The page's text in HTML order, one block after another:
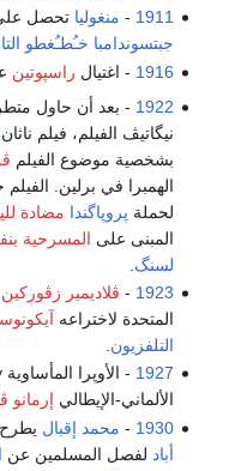
1911
- منغوليا تحصل على
جبتسوندامبا خـُطـُغطو
1916 - اغتيال راسپوتين
1922 - بعد أن حاول
نيگاتيڤ الفيلم، فيلم
بشخصية موضوع الفيلم
الهمبرا في برلين.
لحملة پروپاگندا مضادة
المبنى على المسرحية
لسنگ
1923
- ڤلاديمير زڤوركين
المتحدة لاختراعه
التلفزيون
1927
الألماني-الإيطالي
1930
- محمد إقبال
أباد لفصل المسلمين عن